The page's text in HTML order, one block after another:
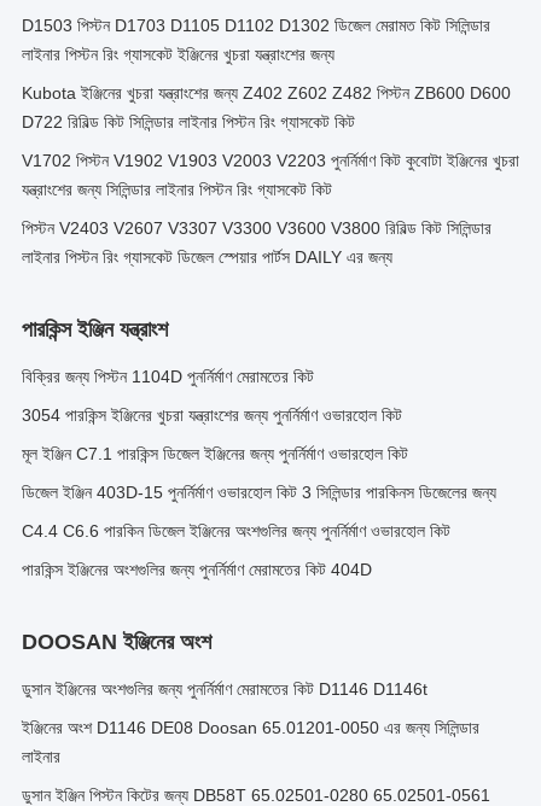
D1503 পিস্টন D1703 D1105 D1102 D1302 ডিজেল মেরামত কিট সিলিন্ডার
লাইনার পিস্টন রিং গ্যাসকেট ইঞ্জিনের খুচরা যন্ত্রাংশের জন্য
Kubota ইঞ্জিনের খুচরা যন্ত্রাংশের জন্য Z402 Z602 Z482 পিস্টন ZB600 D600
D722 রিবিল্ড কিট সিলিন্ডার লাইনার পিস্টন রিং গ্যাসকেট কিট
V1702 পিস্টন V1902 V1903 V2003 V2203 পুনর্নির্মাণ কিট কুবোটা ইঞ্জিনের খুচরা
যন্ত্রাংশের জন্য সিলিন্ডার লাইনার পিস্টন রিং গ্যাসকেট কিট
পিস্টন V2403 V2607 V3307 V3300 V3600 V3800 রিবিল্ড কিট সিলিন্ডার
লাইনার পিস্টন রিং গ্যাসকেট ডিজেল স্পেয়ার পার্টস DAILY এর জন্য
পারকিন্স ইঞ্জিন যন্ত্রাংশ
বিক্রির জন্য পিস্টন 1104D পুনর্নির্মাণ মেরামতের কিট
3054 পারকিন্স ইঞ্জিনের খুচরা যন্ত্রাংশের জন্য পুনর্নির্মাণ ওভারহোল কিট
মূল ইঞ্জিন C7.1 পারকিন্স ডিজেল ইঞ্জিনের জন্য পুনর্নির্মাণ ওভারহোল কিট
ডিজেল ইঞ্জিন 403D-15 পুনর্নির্মাণ ওভারহোল কিট 3 সিলিন্ডার পারকিনস ডিজেলের জন্য
C4.4 C6.6 পারকিন ডিজেল ইঞ্জিনের অংশগুলির জন্য পুনর্নির্মাণ ওভারহোল কিট
পারকিন্স ইঞ্জিনের অংশগুলির জন্য পুনর্নির্মাণ মেরামতের কিট 404D
DOOSAN ইঞ্জিনের অংশ
ডুসান ইঞ্জিনের অংশগুলির জন্য পুনর্নির্মাণ মেরামতের কিট D1146 D1146t
ইঞ্জিনের অংশ D1146 DE08 Doosan 65.01201-0050 এর জন্য সিলিন্ডার
লাইনার
ডুসান ইঞ্জিন পিস্টন কিটের জন্য DB58T 65.02501-0280 65.02501-0561